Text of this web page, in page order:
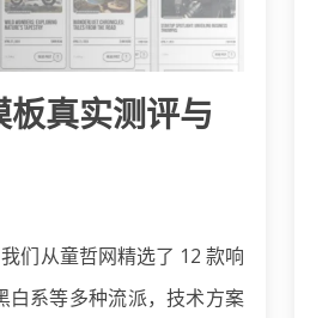
真实测评与
们从童哲网精选了 12 款响
系等多种流派，技术方案